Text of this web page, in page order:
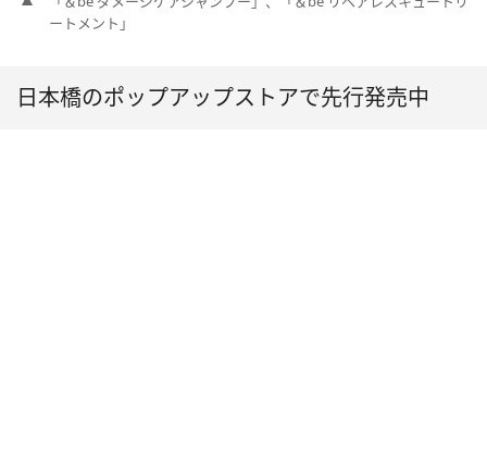
ートメント」
日本橋のポップアップストアで先行発売中